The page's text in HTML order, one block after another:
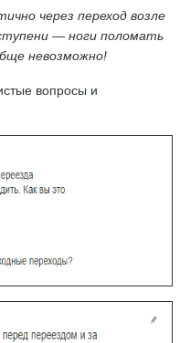
через переход возле
— ноги поломать
невозможно!
вопросы и